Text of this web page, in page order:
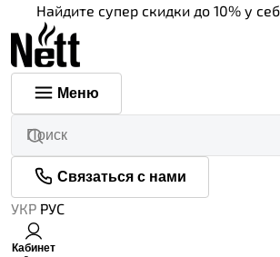
Найдите супер скидки до 10% у
Меню
Связаться с нами
УКР РУС
Кабинет